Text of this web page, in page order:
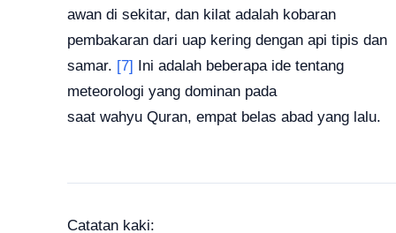
awan di sekitar, dan kilat adalah kobaran
pembakaran dari uap kering dengan api tipis dan
samar. [7] Ini adalah beberapa ide tentang
meteorologi yang dominan pada
saatwahyuQuran, empat belas abad yang lalu.
Catatan kaki: